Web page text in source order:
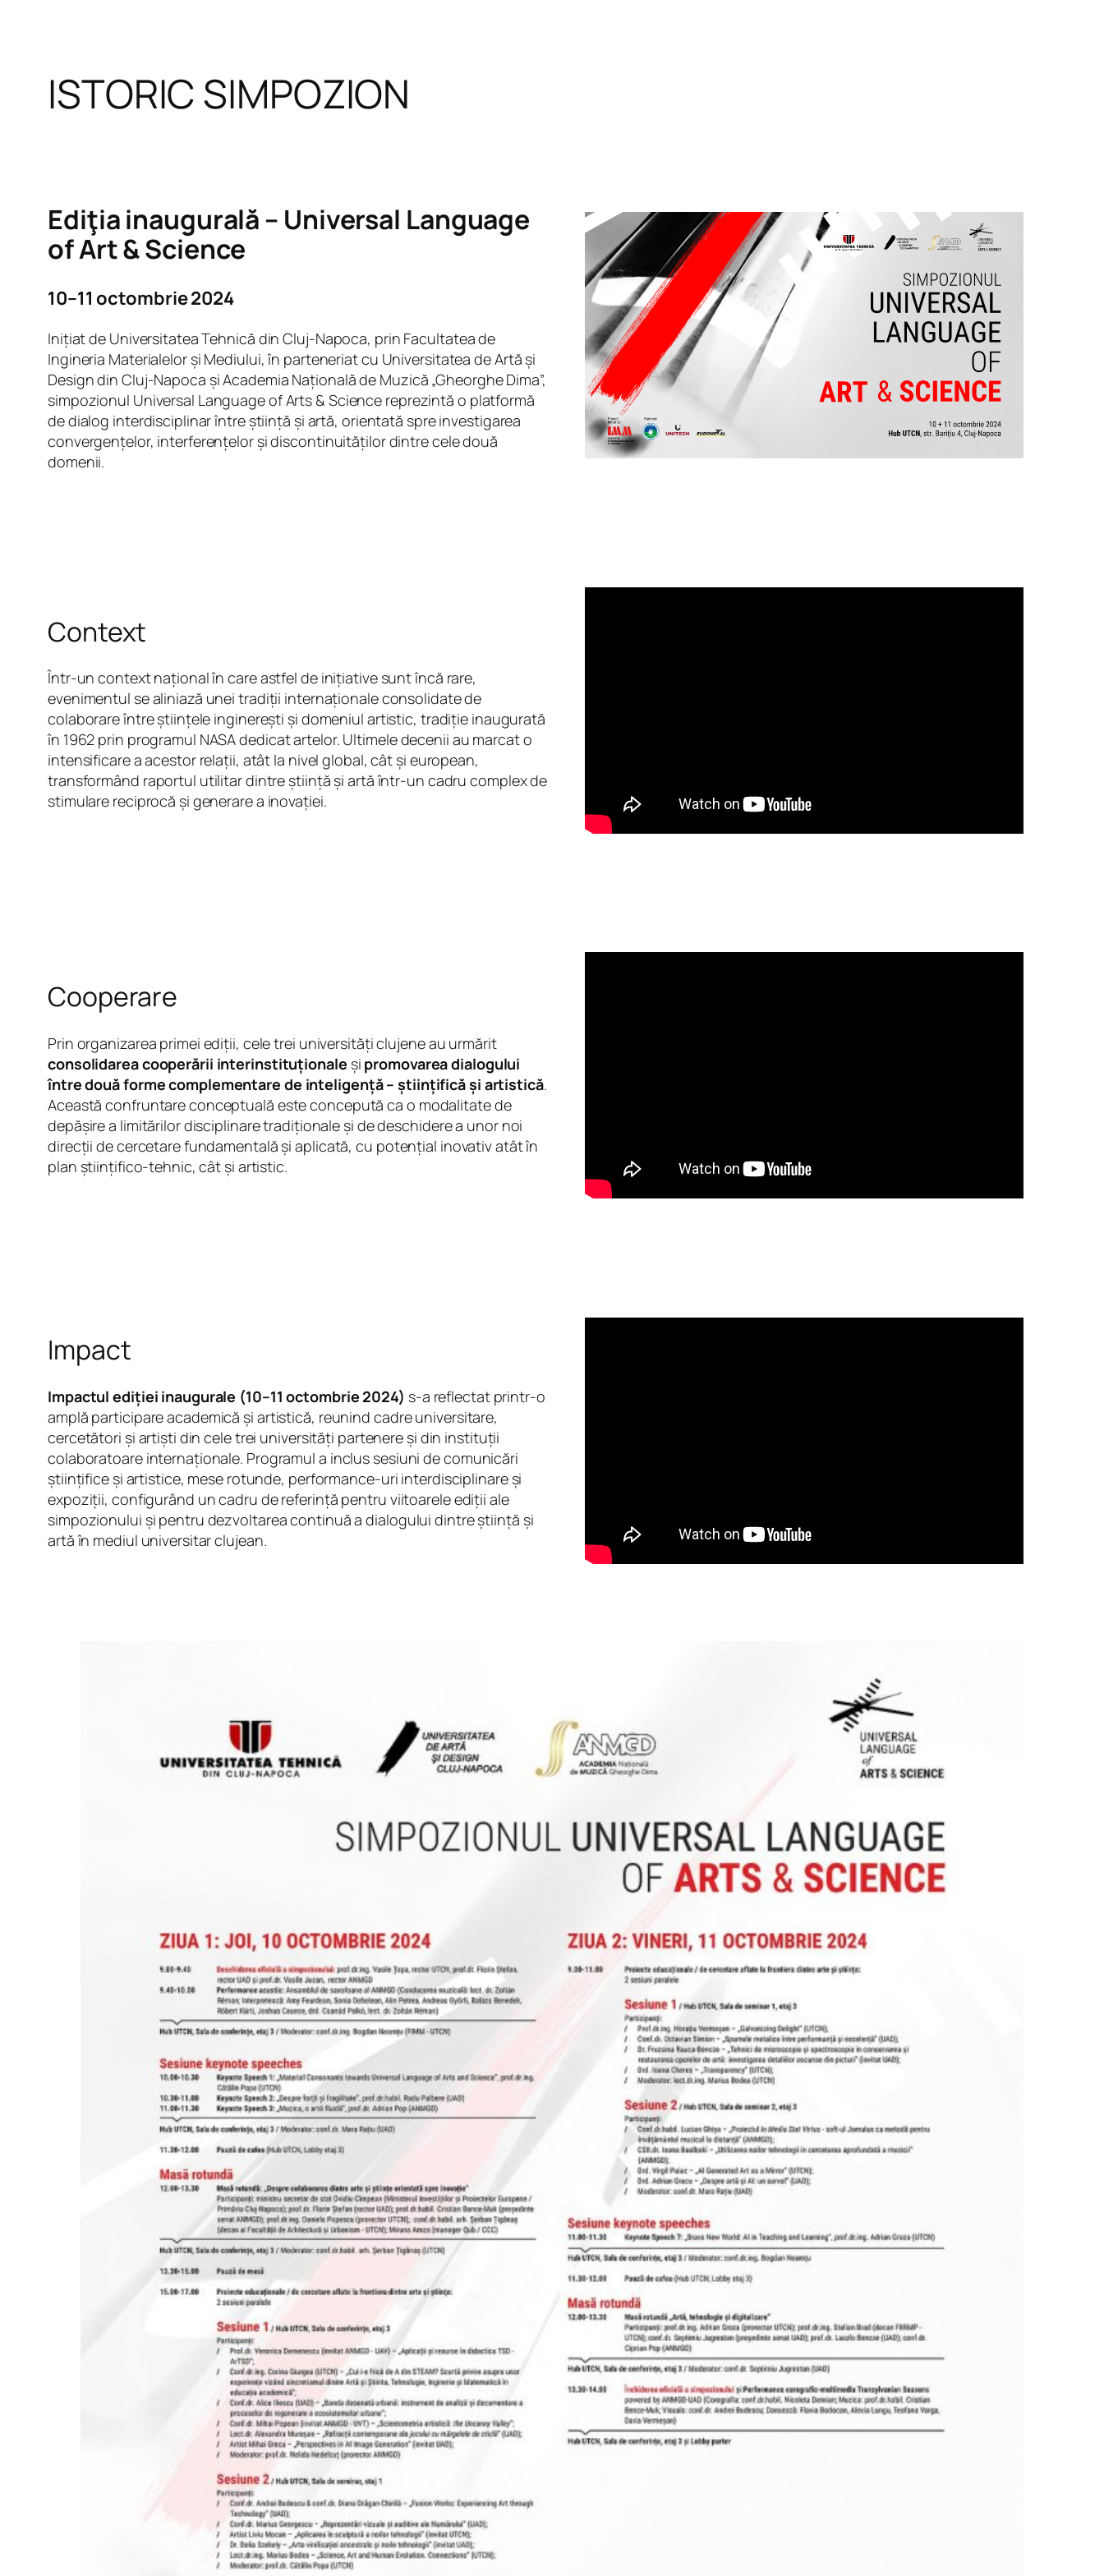
ISTORIC SIMPOZION
Ediţia inaugurală – Universal Language
of Art & Science
10–11 octombrie 2024
Inițiat de Universitatea Tehnică din Cluj-Napoca, prin Facultatea de
Ingineria Materialelor și Mediului, în parteneriat cu Universitatea de Artă și
Design din Cluj-Napoca și Academia Națională de Muzică „Gheorghe Dima”,
simpozionul Universal Language of Arts & Science reprezintă o platformă
de dialog interdisciplinar între știință și artă, orientată spre investigarea
convergențelor, interferențelor și discontinuităților dintre cele două
domenii.
Context
Într-un context național în care astfel de inițiative sunt încă rare,
evenimentul se aliniază unei tradiții internaționale consolidate de
colaborare între științele inginerești și domeniul artistic, tradiție inaugurată
în 1962 prin programul NASA dedicat artelor. Ultimele decenii au marcat o
intensificare a acestor relații, atât la nivel global, cât și european,
transformând raportul utilitar dintre știință și artă într-un cadru complex de
stimulare reciprocă și generare a inovației.
Cooperare
Prin organizarea primei ediții, cele trei universități clujene au urmărit
consolidarea cooperării interinstituționale și promovarea dialogului
între două forme complementare de inteligență – științifică și artistică.
Această confruntare conceptuală este concepută ca o modalitate de
depășire a limitărilor disciplinare tradiționale și de deschidere a unor noi
direcții de cercetare fundamentală și aplicată, cu potențial inovativ atât în
plan științifico-tehnic, cât și artistic.
Impact
Impactul ediției inaugurale (10–11 octombrie 2024) s-a reflectat printr-o
amplă participare academică și artistică, reunind cadre universitare,
cercetători și artiști din cele trei universități partenere și din instituții
colaboratoare internaționale. Programul a inclus sesiuni de comunicări
științifice și artistice, mese rotunde, performance-uri interdisciplinare și
expoziții, configurând un cadru de referință pentru viitoarele ediții ale
simpozionului și pentru dezvoltarea continuă a dialogului dintre știință și
artă în mediul universitar clujean.